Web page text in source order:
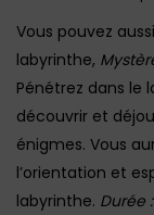
Vous pouvez
labyrinthe,
Pénétrez dans le
découvrir et
énigmes. Vous
l’orientation et
labyrinthe. Durée